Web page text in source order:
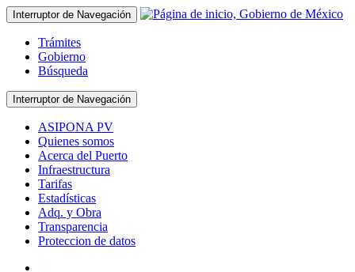
Interruptor de Navegación
Trámites
Gobierno
Búsqueda
Interruptor de Navegación
ASIPONA PV
Quienes somos
Acerca del Puerto
Infraestructura
Tarifas
Estadísticas
Adq. y Obra
Transparencia
Proteccion de datos